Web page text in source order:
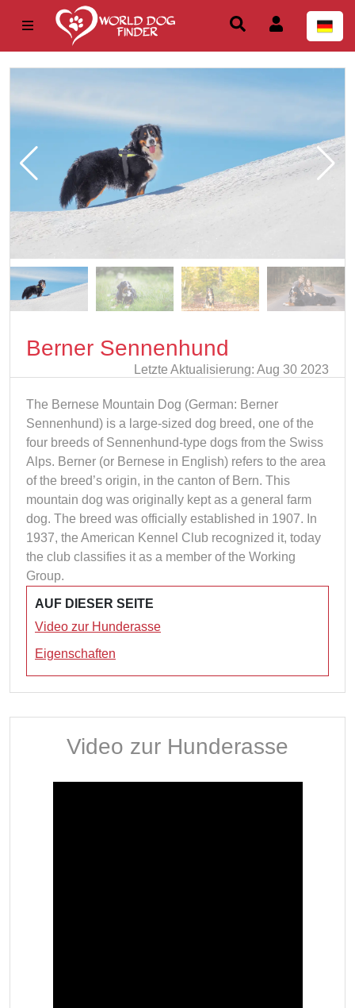
Berner Sennenhund
Letzte Aktualisierung: Aug 30 2023
The Bernese Mountain Dog (German: Berner
Sennenhund) is a large-sized dog breed, one of the
four breeds of Sennenhund-type dogs from the Swiss
Alps. Berner (or Bernese in English) refers to the area
of the breed’s origin, in the canton of Bern. This
mountain dog was originally kept as a general farm
dog. The breed was officially established in 1907. In
1937, the American Kennel Club recognized it, today
the club classifies it as a member of the Working
Group.
AUF DIESER SEITE
Video zur Hunderasse
Eigenschaften
Video zur Hunderasse